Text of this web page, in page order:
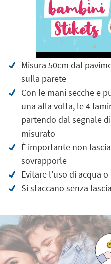
Misura 50cm dal
sulla parete
Con le mani secche e
una alla volta, le 4
partendo dal segnale
misurato
È importante non
sovrapporle
Evitare l'uso di acqua
Si staccano senza